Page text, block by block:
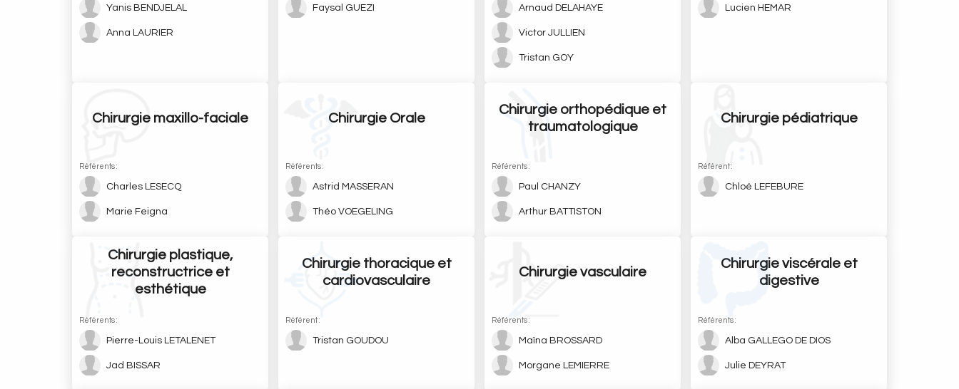
Yanis BENDJELAL
Anna LAURIER
Faysal GUEZI Arnaud DELAHAYE
Victor JULLIEN
Tristan GOY
Lucien HEMAR
Chirurgie maxillo-faciale
Référents :
Charles LESECQ
Marie Feigna
Chirurgie Orale
Référents :
Astrid MASSERAN
Théo VOEGELING
Chirurgie orthopédique et
traumatologique
Référents :
Paul CHANZY
Arthur BATTISTON
Chirurgie pédiatrique
Référent :
Chloé LEFEBURE
Chirurgie plastique,
reconstructrice et
esthétique
Référents :
Pierre-Louis LETALENET
Jad BISSAR
Chirurgie thoracique et
cardiovasculaire
Référent :
Tristan GOUDOU
Chirurgie vasculaire
Référents :
Maïna BROSSARD
Morgane LEMIERRE
Chirurgie viscérale et
digestive
Référents :
Alba GALLEGO DE DIOS
Julie DEYRAT